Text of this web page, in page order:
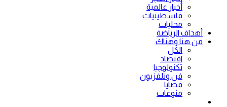
أخبار عالمية
فلسطينيات
محليات
أهداف الرياضة
من هنا وهناك
الكل
اقتصاد
تكنولوجيا
فن وتلفزيون
قضايا
منوعات